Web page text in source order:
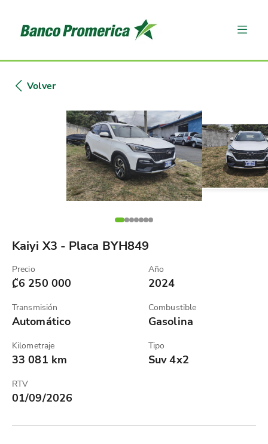
Volver
Kaiyi X3 - Placa BYH849
Precio
₡6 250 000
Año
2024
Transmisión
Automático
Combustible
Gasolina
Kilometraje
33 081 km
Tipo
Suv 4x2
RTV
01/09/2026